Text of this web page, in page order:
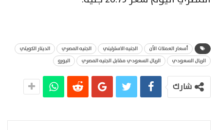
أسعار العملات الآن الجنيه الاسترليني الجنيه المصري
الدينار الكويتي
الريال السعودي
الريال السعودي مقابل الجنيه المصري اليورو
شارك